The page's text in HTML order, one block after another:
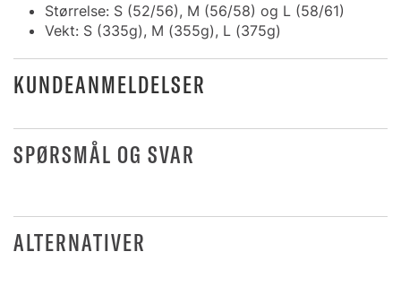
Størrelse: S (52/56), M (56/58) og L (58/61)
Vekt: S (335g), M (355g), L (375g)
KUNDEANMELDELSER
SPØRSMÅL OG SVAR
ALTERNATIVER